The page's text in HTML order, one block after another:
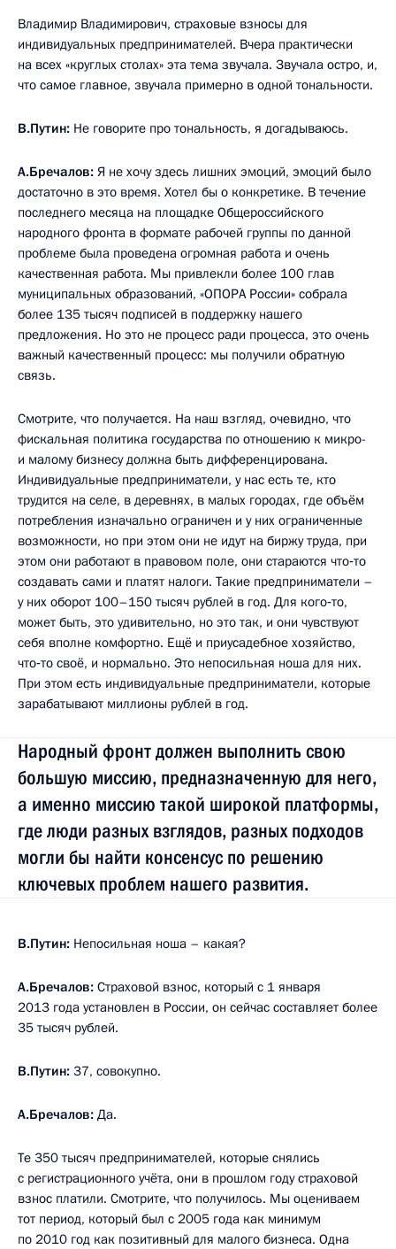
Владимир Владимирович, страховые взносы для
индивидуальных предпринимателей. Вчера практически
на всех «круглых столах» эта тема звучала. Звучала остро, и,
что самое главное, звучала примерно в одной тональности.
В.Путин: Не говорите про тональность, я догадываюсь.
А.Бречалов: Я не хочу здесь лишних эмоций, эмоций было
достаточно в это время. Хотел бы о конкретике. В течение
последнего месяца на площадке Общероссийского
народного фронта в формате рабочей группы по данной
проблеме была проведена огромная работа и очень
качественная работа. Мы привлекли более 100 глав
муниципальных образований, «ОПОРА России» собрала
более 135 тысяч подписей в поддержку нашего
предложения. Но это не процесс ради процесса, это очень
важный качественный процесс: мы получили обратную
связь.
Смотрите, что получается. На наш взгляд, очевидно, что
фискальная политика государства по отношению к микро-
и малому бизнесу должна быть дифференцирована.
Индивидуальные предприниматели, у нас есть те, кто
трудится на селе, в деревнях, в малых городах, где объём
потребления изначально ограничен и у них ограниченные
возможности, но при этом они не идут на биржу труда, при
этом они работают в правовом поле, они стараются что‑то
создавать сами и платят налоги. Такие предприниматели –
у них оборот 100–150 тысяч рублей в год. Для кого‑то,
может быть, это удивительно, но это так, и они чувствуют
себя вполне комфортно. Ещё и приусадебное хозяйство,
что‑то своё, и нормально. Это непосильная ноша для них.
При этом есть индивидуальные предприниматели, которые
зарабатывают миллионы рублей в год.
Народный фронт должен выполнить свою
большую миссию, предназначенную для него,
а именно миссию такой широкой платформы,
где люди разных взглядов, разных подходов
могли бы найти консенсус по решению
ключевых проблем нашего развития.
В.Путин: Непосильная ноша – какая?
А.Бречалов: Страховой взнос, который с 1 января
2013 года установлен в России, он сейчас составляет более
35 тысяч рублей.
В.Путин: 37, совокупно.
А.Бречалов: Да.
Те 350 тысяч предпринимателей, которые снялись
с регистрационного учёта, они в прошлом году страховой
взнос платили. Смотрите, что получилось. Мы оцениваем
тот период, который был с 2005 года как минимум
по 2010 год как позитивный для малого бизнеса. Одна